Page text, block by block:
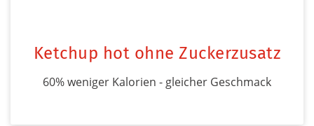
Ketchup hot ohne Zuckerzusatz
60% weniger Kalorien - gleicher Geschmack